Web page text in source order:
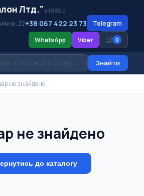
Лтд."з 1992 р.
22+38 067 422 23 73
Telegram
WhatsApp
Viber 🛒 0
Знайти
не знайдено
не знайдено
до каталогу